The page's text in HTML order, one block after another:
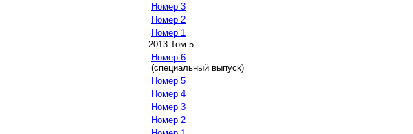
Номер 3
Номер 2
Номер 1
2013 Том 5
Номер 6
(специальный выпуск)
Номер 5
Номер 4
Номер 3
Номер 2